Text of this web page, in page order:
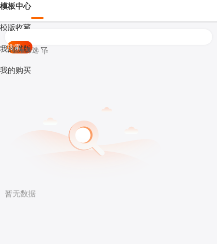
模板中心
模版收藏
我的模版
我的购买
搜索
模板筛选
暂无数据